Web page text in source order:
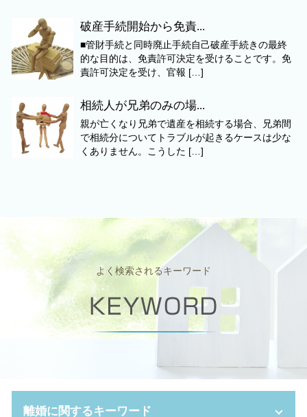
破産手続開始から免責...
■管財手続と同時廃止手続自己破産手続きの最終
的な目的は、免責許可決定を受けることです。免
責許可決定を受け、官報 […]
相続人が兄弟のみの場...
親が亡くなり兄弟で遺産を相続する場合、兄弟間
で相続分についてトラブルが起きるケースは少な
くありません。こうした […]
よく検索されるキーワード
離婚に関するキーワード